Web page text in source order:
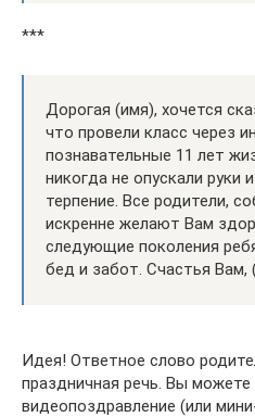
***
Дорогая (имя), хочется
что провели класс через
познавательные 11 лет
никогда не опускали руки
терпение. Все родители,
искренне желают Вам
следующие поколения
бед и забот. Счастья Вам,
Идея! Ответное слово
праздничная речь. Вы можете
видеопоздравление (или